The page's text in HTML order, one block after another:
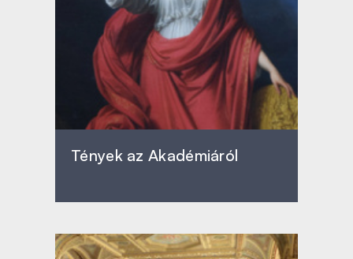
Tények az Akadémiáról